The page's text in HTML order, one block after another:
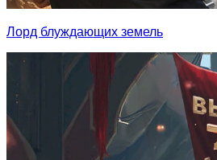
Лорд блуждающих земель